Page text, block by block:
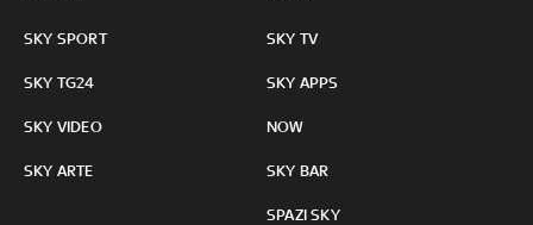
SKY SPORT
SKY TG24
SKY VIDEO
SKY ARTE
SKY TV
SKY APPS
NOW
SKY BAR
SPAZI SKY